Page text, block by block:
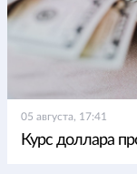
05 августа, 17:41
Курс доллара